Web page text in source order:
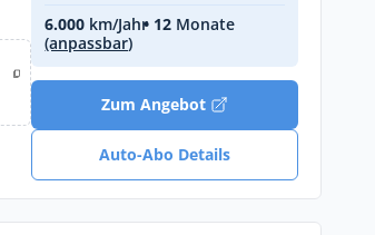
6.000 km/Jahr• 12 Monate
(anpassbar)
Zum Angebot
Auto-Abo Details